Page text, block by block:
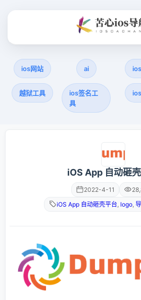
ios网站 ai
越狱工具
ios签名工
具
iOS App 自动砸
2022-4-11
iOS App 自动砸壳平台 logo